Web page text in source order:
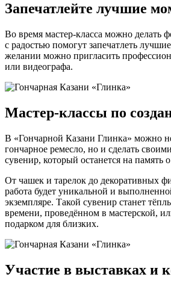
Запечатлейте лучшие
Во время мастер-класса можно делать
с радостью помогут запечатлеть
желании можно пригласить
или видеографа.
Мастер-классы по
В «Гончарной Казани Глинка» можно
гончарное ремесло, но и сделать
сувенир, который останется на память
От чашек и тарелок до декоративных
работа будет уникальной и
экземпляре. Такой сувенир станет
времени, проведённом в мастерской,
подарком для близких.
Участие в выставках и